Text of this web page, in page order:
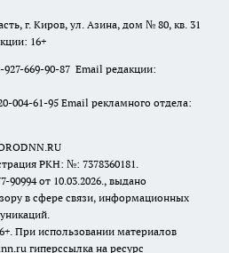
г. Киров, ул. Азина, дом № 80, кв. 31
16+
669-90-87 Email редакции:
004-61-95 Email рекламного отдела:
РКН: №: 7378360181.
от 10.03.2026., выдано
в сфере связи, информационных
При использовании материалов
гиперссылка на ресурс